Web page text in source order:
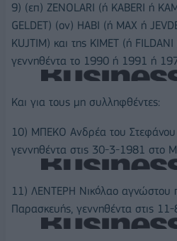
9) (επ) ZENOLARI (ή KABERI ή
GELDET) (ον) HABI (ή MAX ή
KUJTIM) και της KIMET (ή
γεννηθέντα το 1990 ή 1991 ή
Και για τους μη συλληφθέντες:
10) ΜΠΕΚΟ Ανδρέα του Στεφάνου
γεννηθέντα στις 30-3-1981 στο
11) ΛΕΝΤΕΡΗ Νικόλαο αγνώστου
Παρασκευής, γεννηθέντα στις